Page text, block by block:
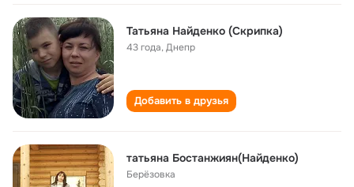
Татьяна Найденко (Скрипка)
43 года,Днепр
Добавить в друзья
татьяна Бостанжиян(Найденко)
Берёзовка